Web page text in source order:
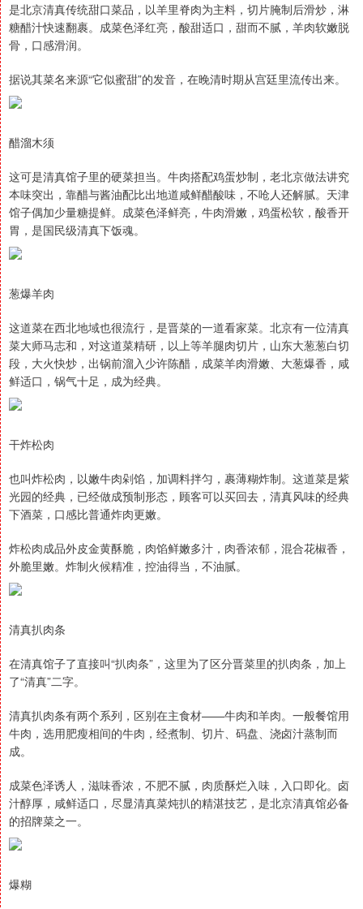
是北京清真传统甜口菜品，以羊里脊肉为主料，切片腌制后滑炒，淋
糖醋汁快速翻裹。成菜色泽红亮，酸甜适口，甜而不腻，羊肉软嫩脱
骨，口感滑润。
据说其菜名来源“它似蜜甜”的发音，在晚清时期从宫廷里流传出来。
醋溜木须
这可是清真馆子里的硬菜担当。牛肉搭配鸡蛋炒制，老北京做法讲究
本味突出，靠醋与酱油配比出地道咸鲜醋酸味，不呛人还解腻。天津
馆子偶加少量糖提鲜。成菜色泽鲜亮，牛肉滑嫩，鸡蛋松软，酸香开
胃，是国民级清真下饭魂。
葱爆羊肉
这道菜在西北地域也很流行，是晋菜的一道看家菜。北京有一位清真
菜大师马志和，对这道菜精研，以上等羊腿肉切片，山东大葱葱白切
段，大火快炒，出锅前溜入少许陈醋，成菜羊肉滑嫩、大葱爆香，咸
鲜适口，锅气十足，成为经典。
干炸松肉
也叫炸松肉，以嫩牛肉剁馅，加调料拌匀，裹薄糊炸制。这道菜是紫
光园的经典，已经做成预制形态，顾客可以买回去，清真风味的经典
下酒菜，口感比普通炸肉更嫩。
炸松肉成品外皮金黄酥脆，肉馅鲜嫩多汁，肉香浓郁，混合花椒香，
外脆里嫩。炸制火候精准，控油得当，不油腻。
清真扒肉条
在清真馆子了直接叫“扒肉条”，这里为了区分晋菜里的扒肉条，加上
了“清真”二字。
清真扒肉条有两个系列，区别在主食材——牛肉和羊肉。一般餐馆用
牛肉，选用肥瘦相间的牛肉，经煮制、切片、码盘、浇卤汁蒸制而
成。
成菜色泽诱人，滋味香浓，不肥不腻，肉质酥烂入味，入口即化。卤
汁醇厚，咸鲜适口，尽显清真菜炖扒的精湛技艺，是北京清真馆必备
的招牌菜之一。
爆糊